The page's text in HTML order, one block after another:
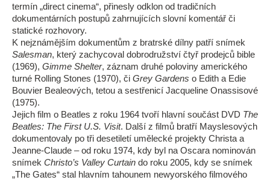
termín „direct cinema“, přinesly odklon od tradičních
dokumentárních postupů zahrnujících slovní komentář či
statické rozhovory.
K nejznámějším dokumentům z bratrské dílny patří snímek
Salesman, který zachycoval dobrodružství čtyř prodejců bible
(1969), Gimme Shelter, záznam druhé poloviny amerického
turné Rolling Stones (1970), či Grey Gardens o Edith a Edie
Bouvier Bealeových, tetou a sestřenicí Jacqueline Onassisové
(1975).
Jejich film o Beatles z roku 1964 tvoří hlavní součást DVD The
Beatles: The First U.S. Visit. Další z filmů bratří Mayslesových
dokumentovaly po tři desetiletí umělecké projekty Christa a
Jeanne-Claude – od roku 1974, kdy byl na Oscara nominován
snímek Christo’s Valley Curtain do roku 2005, kdy se snímek
„The Gates“ stal hlavním tahounem newyorského filmového